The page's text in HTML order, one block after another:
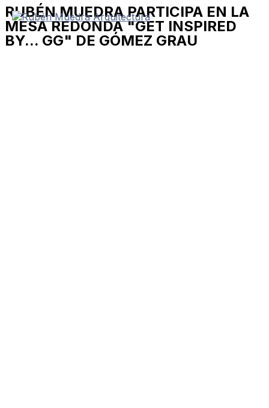
Ir
al
contenido
RUBÉN MUEDRA PARTICIPA EN LA
MESA REDONDA "GET INSPIRED
BY... GG" DE GÓMEZ GRAU